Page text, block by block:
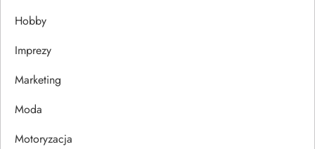
a
w
p
Hobby
Imprezy
Marketing
Moda
Motoryzacja